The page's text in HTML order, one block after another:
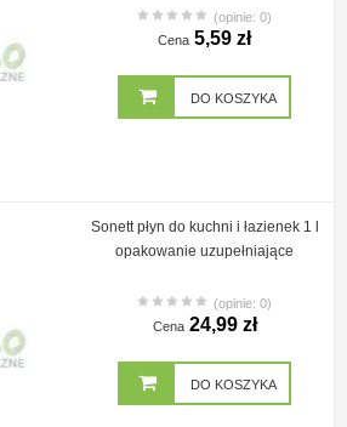
(opinie: 0)
Cena 5,59 zł
DO KOSZYKA
Sonett płyn do kuchni i łazienek 1 l
opakowanie uzupełniające
(opinie: 0)
Cena 24,99 zł
DO KOSZYKA